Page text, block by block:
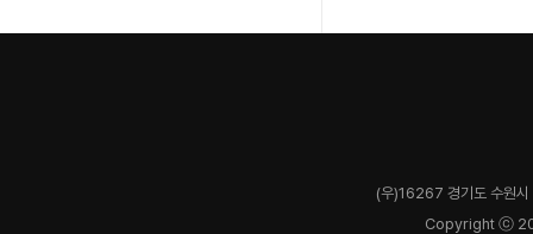
(우)16267 경기도 수원
Copyright ⓒ